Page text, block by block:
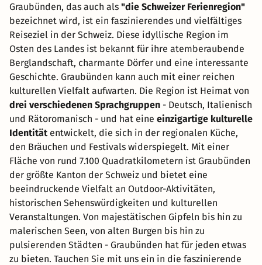
Graubünden, das auch als "die Schweizer Ferienregion"
bezeichnet wird, ist ein faszinierendes und vielfältiges
Reiseziel in der Schweiz. Diese idyllische Region im
Osten des Landes ist bekannt für ihre atemberaubende
Berglandschaft, charmante Dörfer und eine interessante
Geschichte. Graubünden kann auch mit einer reichen
kulturellen Vielfalt aufwarten. Die Region ist Heimat von
drei verschiedenen Sprachgruppen - Deutsch, Italienisch
und Rätoromanisch - und hat eine einzigartige kulturelle
Identitätentwickelt, die sich in der regionalen Küche,
den Bräuchen und Festivals widerspiegelt. Mit einer
Fläche von rund 7.100 Quadratkilometern ist Graubünden
der größte Kanton der Schweiz und bietet eine
beeindruckende Vielfalt an Outdoor-Aktivitäten,
historischen Sehenswürdigkeiten und kulturellen
Veranstaltungen. Von majestätischen Gipfeln bis hin zu
malerischen Seen, von alten Burgen bis hin zu
pulsierenden Städten - Graubünden hat für jeden etwas
zu bieten. Tauchen Sie mit uns ein in die faszinierende